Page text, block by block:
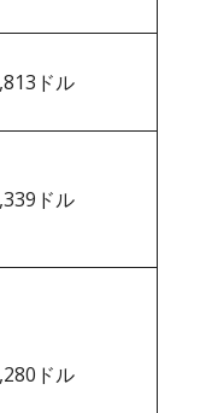
ドル
ドル
ドル